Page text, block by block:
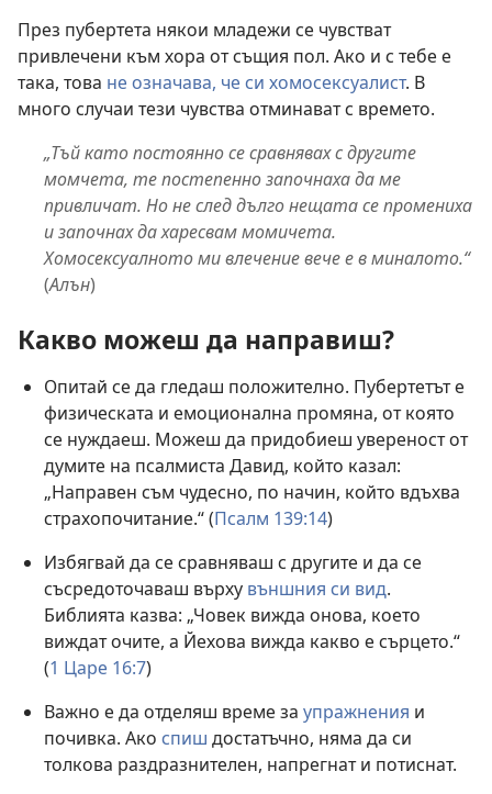
През пубертета някои младежи се чувстват
привлечени към хора от същия пол. Ако и с тебе е
така, това не означава, че си хомосексуалист. В
много случаи тези чувства отминават с времето.
„Тъй като постоянно се сравнявах с другите
момчета, те постепенно започнаха да ме
привличат. Но не след дълго нещата се промениха
и започнах да харесвам момичета.
Хомосексуалното ми влечение вече е в миналото.“
(Алън)
Какво можеш да направиш?
Опитай се да гледаш положително. Пубертетът е
физическата и емоционална промяна, от която
се нуждаеш. Можеш да придобиеш увереност от
думите на псалмиста Давид, който казал:
„Направен съм чудесно, по начин, който вдъхва
страхопочитание.“ (Псалм 139:14)
Избягвай да се сравняваш с другите и да се
съсредоточаваш върху външния си вид.
Библията казва: „Човек вижда онова, което
виждат очите, а Йехова вижда какво е сърцето.“
(1 Царе 16:7)
Важно е да отделяш време за упражнения и
почивка. Ако спиш достатъчно, няма да си
толкова раздразнителен, напрегнат и потиснат.